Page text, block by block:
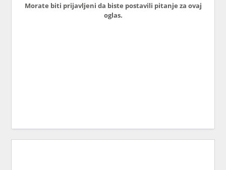
Morate biti prijavljeni da biste postavili pitanje za ovaj
oglas.